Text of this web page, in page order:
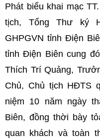
Phát biểu khai mạc
tịch, Tổng Thư ký
GHPGVN tỉnh Điện
tỉnh Điện Biên cung
Thích Trí Quảng,
Chủ, Chủ tịch HĐTS
niệm 10 năm ngày
Biên, đồng thời bày
quan khách và toàn